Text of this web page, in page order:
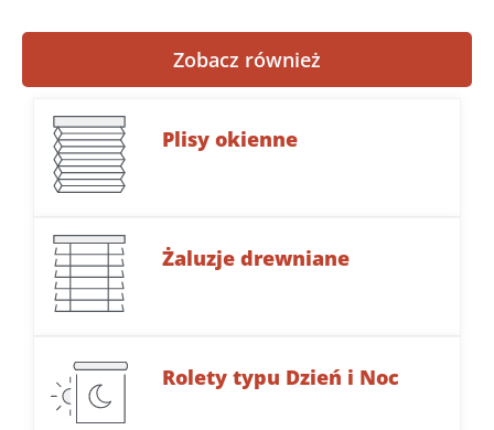
Zobacz również
Plisy okienne
Żaluzje drewniane
Rolety typu Dzień i Noc